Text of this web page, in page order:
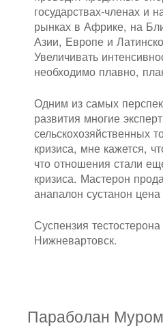
государствах-членах и
рынках в Африке, на
Азии, Европе и
Увеличивать
необходимо плавно,
Одним из самых
развития многие
сельскохозяйственных
кризиса, мне кажется,
что отношения стали
кризиса. Мастерон
анапалон сустанон
Суспензия
Нижневартовск.
Параболан Муром